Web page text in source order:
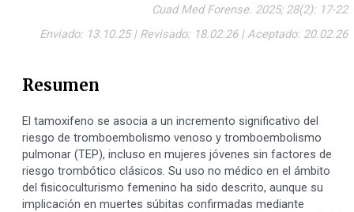
Cuad Med Forense. 2025; 28(2): 17-22
Enviado: 13.10.25 | Revisado: 18.02.26 | Aceptado: 20.02.26
Resumen
El tamoxifeno se asocia a un incremento significativo del
riesgo de tromboembolismo venoso y tromboembolismo
pulmonar (TEP), incluso en mujeres jóvenes sin factores de
riesgo trombótico clásicos. Su uso no médico en el ámbito
del fisicoculturismo femenino ha sido descrito, aunque su
implicación en muertes súbitas confirmadas mediante